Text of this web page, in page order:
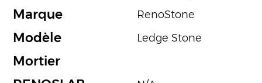
Marque RenoStone
Modèle Ledge Stone
Mortier